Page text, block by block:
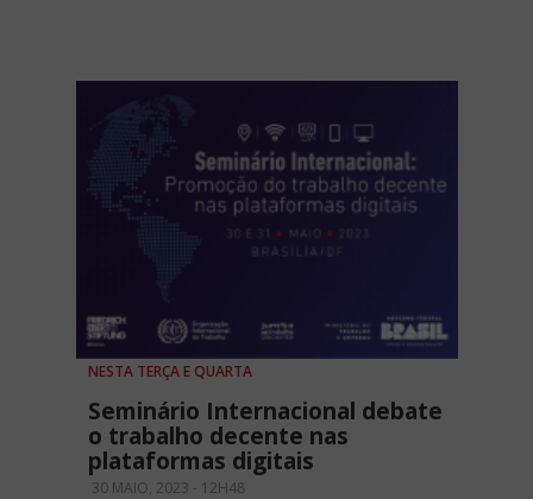
NESTA TERÇA E QUARTA
Seminário Internacional debate
o trabalho decente nas
plataformas digitais
30 MAIO, 2023 - 12H48